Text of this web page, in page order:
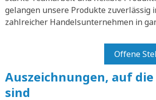
gelangen unsere Produkte zuverlässig
zahlreicher Handelsunternehmen in
Offene
Auszeichnungen, auf
sind